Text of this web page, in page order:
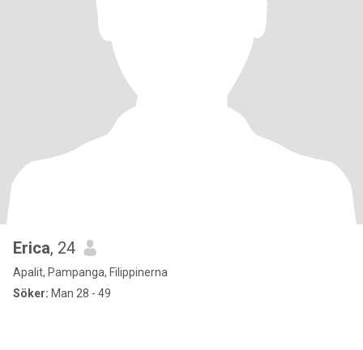
Erica, 24
Apalit, Pampanga, Filippinerna
Söker: Man 28 - 49